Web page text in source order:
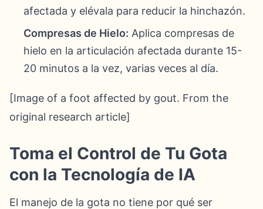
afectada y elévala para reducir la hinchazón.
Compresas de Hielo: Aplica compresas de
hielo en la articulación afectada durante 15-
20 minutos a la vez, varias veces al día.
[Image of a foot affected by gout. From the
original research article]
Toma el Control de Tu Gota
con la Tecnología de IA
El manejo de la gota no tiene por qué ser